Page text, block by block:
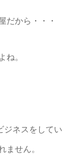
だから・・・
ね。
ジネスをしてい
ません。